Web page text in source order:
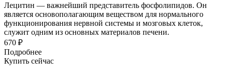
Лецитин — важнейший представитель фосфолипидов. Он
является основополагающим веществом для нормального
функционирования нервной системы и мозговых клеток,
служит одним из основных материалов печени.
670 ₽
Подробнее
Купить сейчас